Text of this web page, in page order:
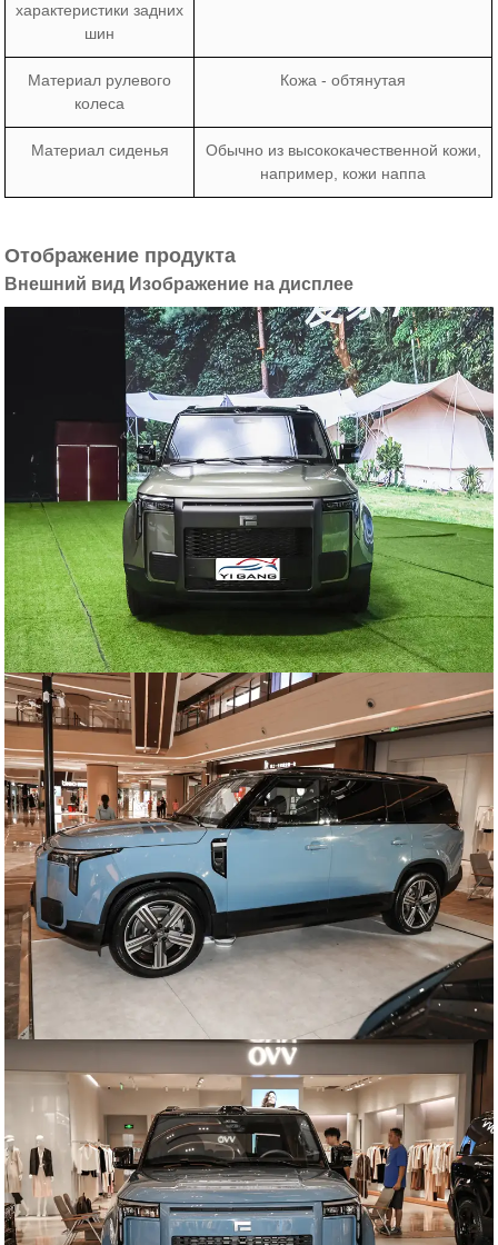
характеристики задних
шин
Материал рулевого
колеса
Кожа - обтянутая
Материал сиденья
Обычно из высококачественной кожи,
например, кожи наппа
Отображение продукта
Внешний вид Изображение на дисплее